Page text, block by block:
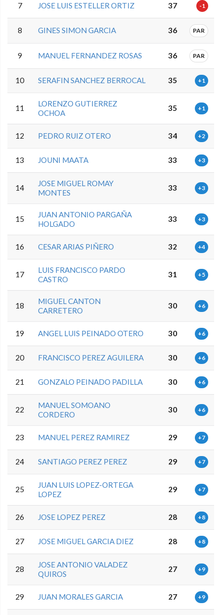
7 JOSE LUIS ESTELLER ORTIZ 37 -1
8 GINES SIMON GARCIA 36 PAR
9 MANUEL FERNANDEZ ROSAS 36 PAR
10 SERAFIN SANCHEZ BERROCAL 35 +1
11
LORENZO GUTIERREZ
OCHOA
35 +1
12 PEDRO RUIZ OTERO 34 +2
13 JOUNI MAATA 33 +3
14
JOSE MIGUEL ROMAY
MONTES
33 +3
15
JUAN ANTONIO PARGAÑA
HOLGADO
33 +3
16 CESAR ARIAS PIÑERO 32 +4
17
LUIS FRANCISCO PARDO
CASTRO
31 +5
18
MIGUEL CANTON
CARRETERO
30 +6
19 ANGEL LUIS PEINADO OTERO 30 +6
20 FRANCISCO PEREZ AGUILERA 30 +6
21 GONZALO PEINADO PADILLA 30 +6
22
MANUEL SOMOANO
CORDERO
30 +6
23 MANUEL PEREZ RAMIREZ 29 +7
24 SANTIAGO PEREZ PEREZ 29 +7
25
JUAN LUIS LOPEZ-ORTEGA
LOPEZ
29 +7
26 JOSE LOPEZ PEREZ 28 +8
27 JOSE MIGUEL GARCIA DIEZ 28 +8
28
JOSE ANTONIO VALADEZ
QUIROS
27 +9
29 JUAN MORALES GARCIA 27 +9